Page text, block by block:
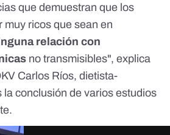
que demuestran que los
ricos que sean en
relación con
no transmisibles", explica
Carlos Ríos, dietista-
la conclusión de varios estudios
.